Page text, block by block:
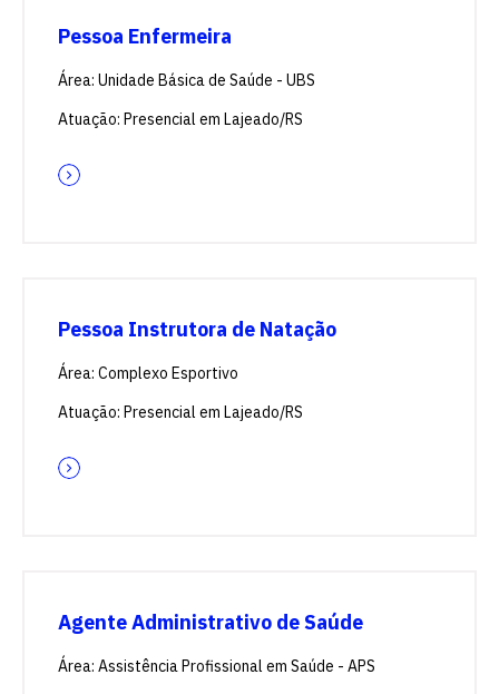
Pessoa Enfermeira
Área: Unidade Básica de Saúde - UBS
Atuação: Presencial em Lajeado/RS
Pessoa Instrutora de Natação
Área: Complexo Esportivo
Atuação: Presencial em Lajeado/RS
Agente Administrativo de Saúde
Área: Assistência Profissional em Saúde - APS
vagas para início de curso